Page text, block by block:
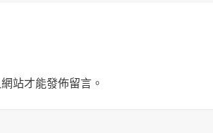
網站才能發佈留言。